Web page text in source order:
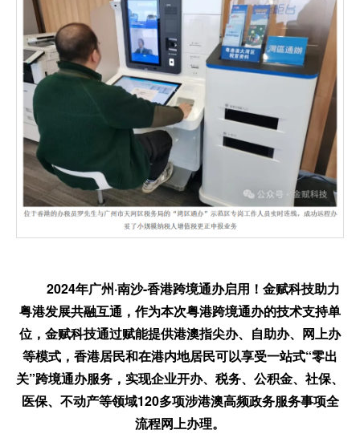
2024年广州·南沙-香港跨境通办启用！金赋科技助力
粤港发展共融互通 ，作为本次粤港跨境通办的技术支持单
位，金赋科技通过赋能提供港澳指尖办、自助办、网上办
等模式，香港居民和在港内地居民可以享受一站式“零出
关”跨境通办服务，实现企业开办、税务、公积金、社保、
医保、不动产等领域120多项涉港澳高频政务服务事项全
流程网上办理。